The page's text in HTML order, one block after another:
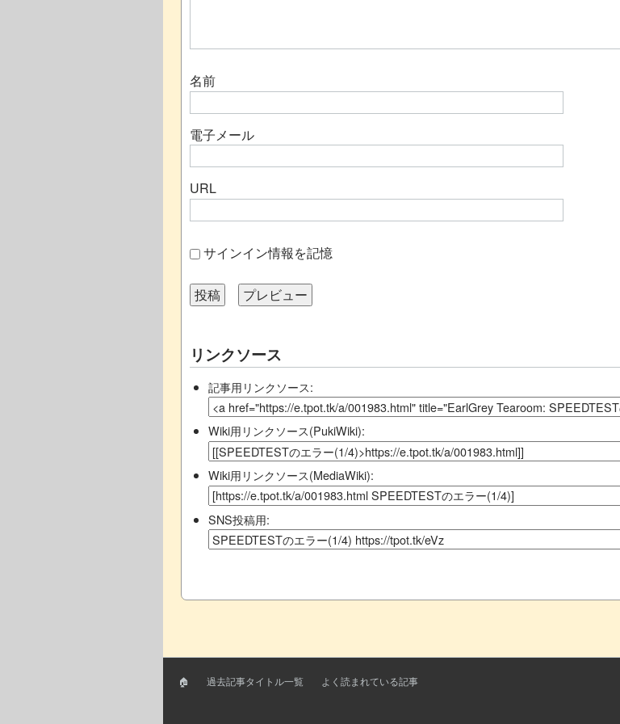
名前
電子メール
URL
サインイン情報を記憶
リンクソース
記事用リンクソース:
Wiki用リンクソース(PukiWiki):
Wiki用リンクソース(MediaWiki):
SNS投稿用:
🏠 過去記事タイトル一覧 よく読まれている記事